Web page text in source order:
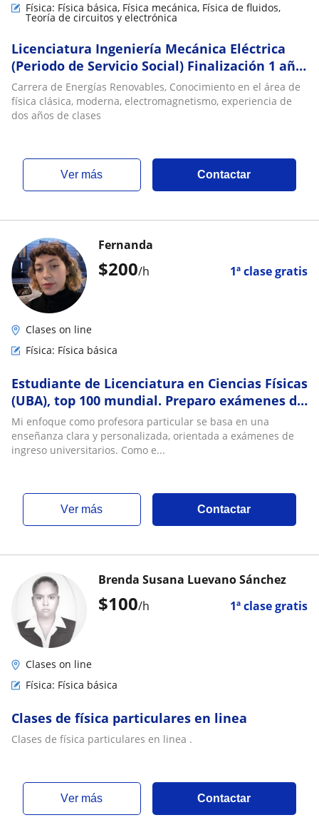
Física: Física básica, Física mecánica, Física de fluidos,
Teoría de circuitos y electrónica
Licenciatura Ingeniería Mecánica Eléctrica
(Periodo de Servicio Social) Finalización 1 año
mas
Carrera de Energías Renovables, Conocimiento en el área de
física clásica, moderna, electromagnetismo, experiencia de
dos años de clases
ver más Contactar
$200/h 1ª clase gratis
Fernanda
Clases on line
Física: Física básica
Estudiante de Licenciatura en Ciencias Físicas
(UBA), top 100 mundial. Preparo exámenes de
ingreso universitarios en física y mate
Mi enfoque como profesora particular se basa en una
enseñanza clara y personalizada, orientada a exámenes de
ingreso universitarios. Como e...
ver más Contactar
$100/h 1ª clase gratis
Brenda Susana Luevano Sánchez
Clases on line
Física: Física básica
Clases de física particulares en linea
Clases de física particulares en linea .
ver más Contactar